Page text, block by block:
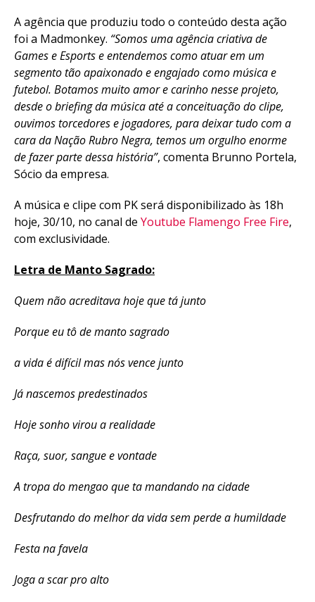
A agência que produziu todo o conteúdo desta ação
foi a Madmonkey. “Somos uma agência criativa de
Games e Esports e entendemos como atuar em um
segmento tão apaixonado e engajado como música e
futebol. Botamos muito amor e carinho nesse projeto,
desde o briefing da música até a conceituação do clipe,
ouvimos torcedores e jogadores, para deixar tudo com a
cara da Nação Rubro Negra, temos um orgulho enorme
de fazer parte dessa história”, comenta Brunno Portela,
Sócio da empresa.
A música e clipe com PK será disponibilizado às 18h
hoje, 30/10, no canal de Youtube Flamengo Free Fire,
com exclusividade.
Letra de Manto Sagrado:
Quem não acreditava hoje que tá junto
Porque eu tô de manto sagrado
a vida é difícil mas nós vence junto
Já nascemos predestinados
Hoje sonho virou a realidade
Raça, suor, sangue e vontade
A tropa do mengao que ta mandando na cidade
Desfrutando do melhor da vida sem perde a humildade
Festa na favela
Joga a scar pro alto
Flipboard
Pinterest
Whatsapp